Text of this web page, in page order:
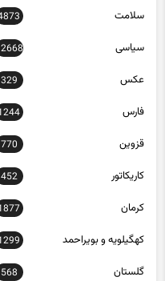
سلامت
سیاسی
عکس 329
فارس
قزوین 770
کاریکاتور 452
کرمان
کهگیلویه و بویراحمد
گلستان 568